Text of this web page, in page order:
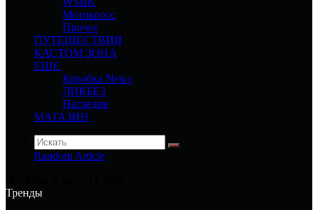
Мотокросс
Прочее
ПУТЕШЕСТВИЯ
КАСТОМ ЗОНА
ЕЩЕ
Коробка News
ЛИКБЕЗ
Наследие
МАГАЗИН
Random Article
Тренды